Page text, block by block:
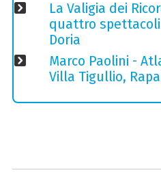
La Valigia dei
quattro
Doria
Marco Paolini -
Villa Tigullio,